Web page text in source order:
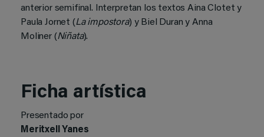
anterior semifinal. Interpretan los textos Aina Clotet y
Paula Jornet (La impostora) y Biel Duran y Anna
Moliner (Niñata).
Ficha artística
Presentado por
Meritxell Yanes